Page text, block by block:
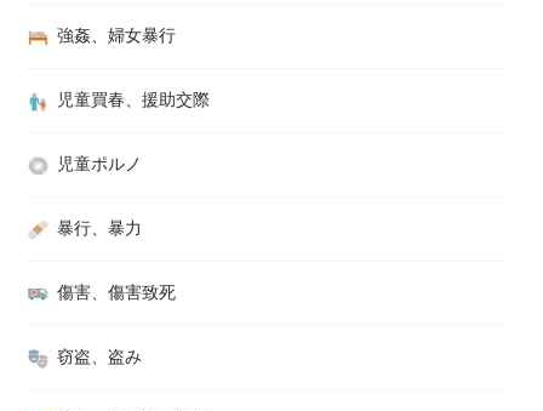
強姦、婦女暴行
児童買春、援助交際
児童ポルノ
暴行、暴力
傷害、傷害致死
窃盗、盗み